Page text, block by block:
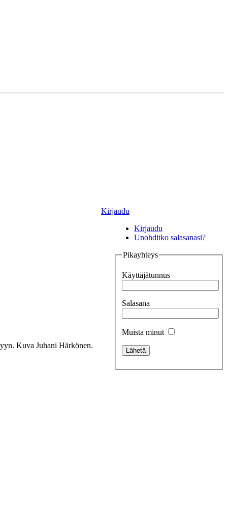
Kirjaudu
Kirjaudu
Unohditko salasanasi?
Pikayhteys
Käyttäjätunnus
Salasana
Muista minut
Kuva Juhani Härkönen.